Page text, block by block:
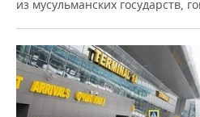
из мусульманских государств,